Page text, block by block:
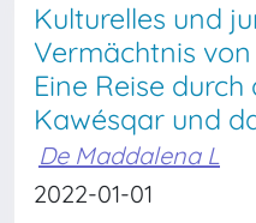
Kulturelles und
Vermächtnis von
Eine Reise
Kawésqar und
De Maddalena L
2022-01-01